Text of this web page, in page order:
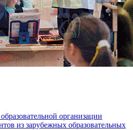
организации
из зарубежных образовательных